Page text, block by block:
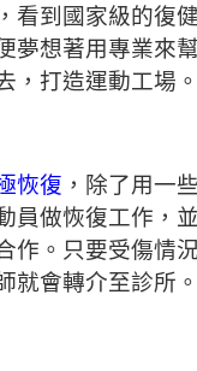
看到國家級的復
夢想著用專業來
，打造運動工場。
恢復 ，除了用一
員做恢復工作，
作。只要受傷情
就會轉介至診所。